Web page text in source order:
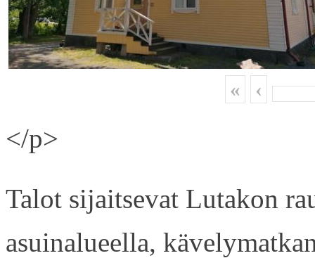
« ‹
</p>
Talot sijaitsevat Lutakon
asuinalueella,